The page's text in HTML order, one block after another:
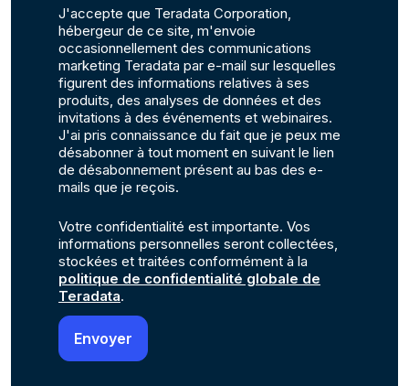
J'accepte que Teradata Corporation,
hébergeur de ce site, m'envoie
occasionnellement des communications
marketing Teradata par e-mail sur lesquelles
figurent des informations relatives à ses
produits, des analyses de données et des
invitations à des événements et webinaires.
J'ai pris connaissance du fait que je peux me
désabonner à tout moment en suivant le lien
de désabonnement présent au bas des e-
mails que je reçois.
Votre confidentialité est importante. Vos
informations personnelles seront collectées,
stockées et traitées conformément à la
politique de confidentialité globale de
Teradata.